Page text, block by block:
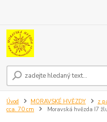
Úvod MORAVSKÉ HVĚZDY z
cca. 70 cm
Moravská hvězda I7